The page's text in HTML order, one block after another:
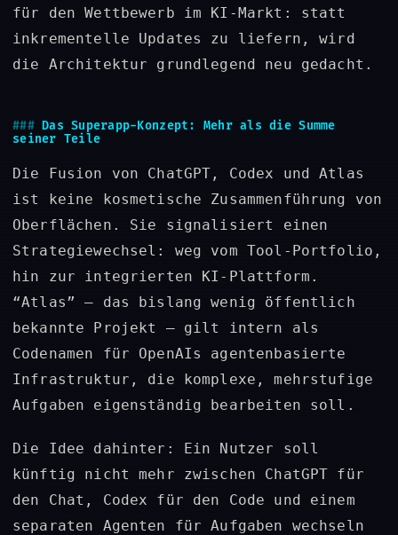
für den Wettbewerb im KI-Markt: statt
inkrementelle Updates zu liefern, wird
die Architektur grundlegend neu gedacht.
Das Superapp-Konzept: Mehr als die Summe
seiner Teile
Die Fusion von ChatGPT, Codex und Atlas
ist keine kosmetische Zusammenführung von
Oberflächen. Sie signalisiert einen
Strategiewechsel: weg vom Tool-Portfolio,
hin zur integrierten KI-Plattform.
“Atlas” – das bislang wenig öffentlich
bekannte Projekt – gilt intern als
Codenamen für OpenAIs agentenbasierte
Infrastruktur, die komplexe, mehrstufige
Aufgaben eigenständig bearbeiten soll.
Die Idee dahinter: Ein Nutzer soll
künftig nicht mehr zwischen ChatGPT für
den Chat, Codex für den Code und einem
separaten Agenten für Aufgaben wechseln